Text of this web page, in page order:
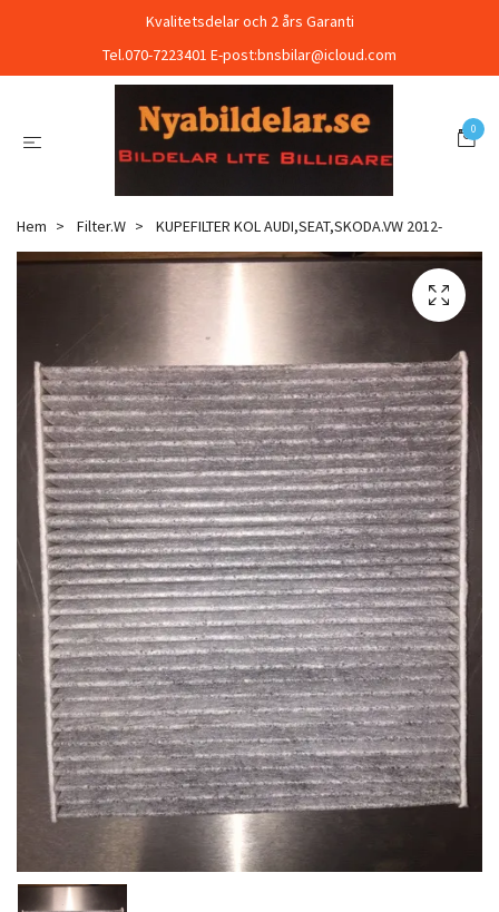
Kvalitetsdelar och 2 års Garanti
Tel.070-7223401 E-post:bnsbilar@icloud.com
0
Hem Filter.W KUPEFILTER KOL AUDI,SEAT,SKODA.VW 2012-